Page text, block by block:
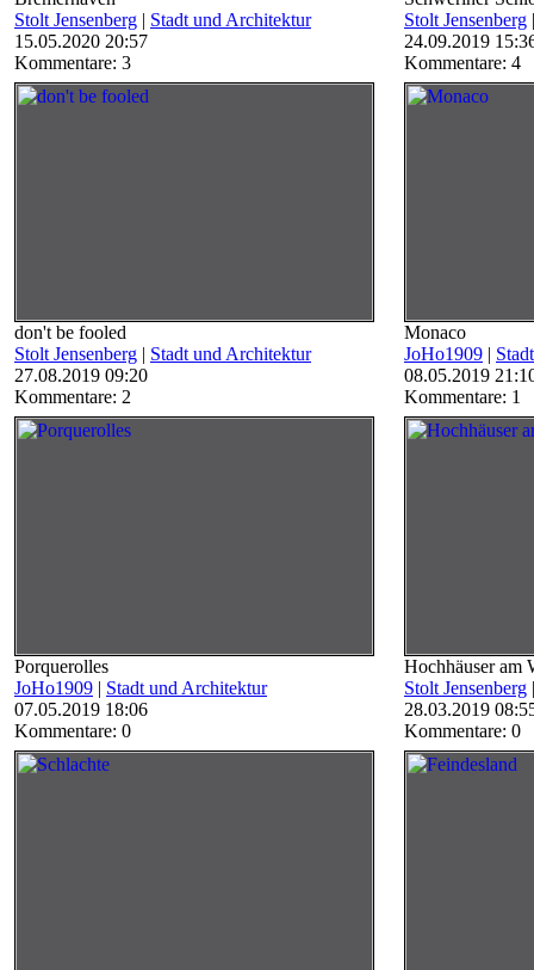
Stolt Jensenberg | Stadt und Architektur
15.05.2020 20:57
Kommentare: 3
Stolt Jensenberg
24.09.2019
Kommentare: 4
don't be fooled
Stolt Jensenberg | Stadt und Architektur
27.08.2019 09:20
Kommentare: 2
Monaco
JoHo1909 |
08.05.2019
Kommentare: 1
Porquerolles
JoHo1909 | Stadt und Architektur
07.05.2019 18:06
Kommentare: 0
Hochhäuser am
Stolt Jensenberg
28.03.2019
Kommentare: 0